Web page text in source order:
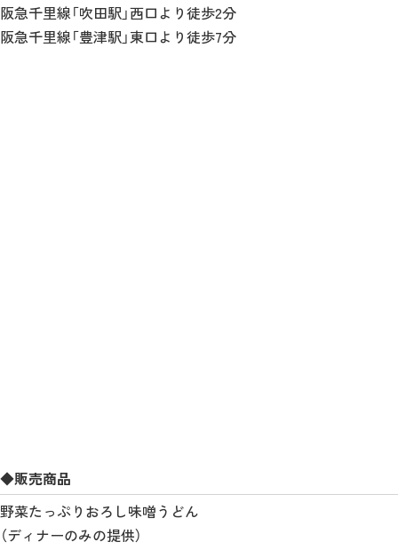
阪急千里線「吹田駅」西口より徒歩2分
阪急千里線「豊津駅」東口より徒歩7分
◆販売商品
野菜たっぷりおろし味噌うどん
（ディナーのみの提供）